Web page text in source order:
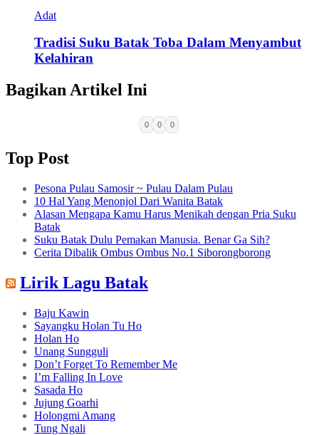
Adat
Tradisi Suku Batak Toba Dalam Menyambut
Kelahiran
Bagikan Artikel Ini
0 0 0
Top Post
Pesona Pulau Samosir ~ Pulau Dalam Pulau
10 Hal Yang Menonjol Dari Wanita Batak
Alasan Mengapa Kamu Harus Menikah dengan Pria Suku
Batak
Suku Batak Dulu Pemakan Manusia. Benar Ga Sih?
Cerita Dibalik Ombus Ombus No.1 Siborongborong
Lirik Lagu Batak
Baju Kawin
Sayangku Holan Tu Ho
Holan Ho
Unang Sungguli
Don’t Forget To Remember Me
I’m Falling In Love
Sasada Ho
Jujung Goarhi
Holongmi Amang
Tung Ngali